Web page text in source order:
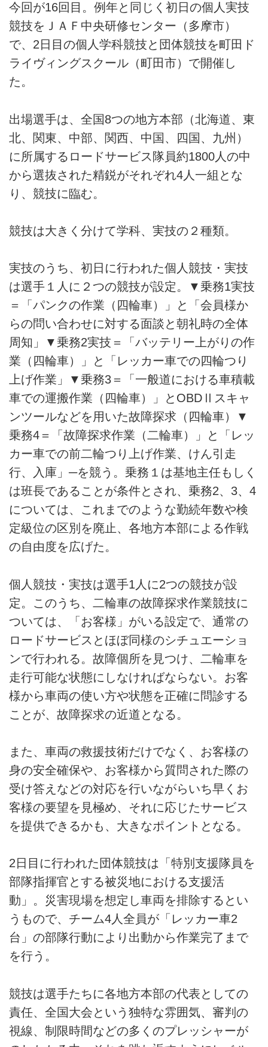
今回が16回目。例年と同じく初日の個人実技
競技をＪＡＦ中央研修センター（多摩市）
で、2日目の個人学科競技と団体競技を町田ド
ライヴィングスクール（町田市）で開催し
た。
出場選手は、全国8つの地方本部（北海道、東
北、関東、中部、関西、中国、四国、九州）
に所属するロードサービス隊員約1800人の中
から選抜された精鋭がそれぞれ4人一組とな
り、競技に臨む。
競技は大きく分けて学科、実技の２種類。
実技のうち、初日に行われた個人競技・実技
は選手１人に２つの競技が設定。▼乗務1実技
＝「パンクの作業（四輪車）」と「会員様か
らの問い合わせに対する面談と朝礼時の全体
周知」▼乗務2実技＝「バッテリー上がりの作
業（四輪車）」と「レッカー車での四輪つり
上げ作業」▼乗務3＝「一般道における車積載
車での運搬作業（四輪車）」とOBDⅡスキャ
ンツールなどを用いた故障探求（四輪車）▼
乗務4＝「故障探求作業（二輪車）」と「レッ
カー車での前二輪つり上げ作業、けん引走
行、入庫」─を競う。乗務１は基地主任もしく
は班長であることが条件とされ、乗務2、3、4
については、これまでのような勤続年数や検
定級位の区別を廃止、各地方本部による作戦
の自由度を広げた。
個人競技・実技は選手1人に2つの競技が設
定。このうち、二輪車の故障探求作業競技に
ついては、「お客様」がいる設定で、通常の
ロードサービスとほぼ同様のシチュエーショ
ンで行われる。故障個所を見つけ、二輪車を
走行可能な状態にしなければならない。お客
様から車両の使い方や状態を正確に問診する
ことが、故障探求の近道となる。
また、車両の救援技術だけでなく、お客様の
身の安全確保や、お客様から質問された際の
受け答えなどの対応を行いながらいち早くお
客様の要望を見極め、それに応じたサービス
を提供できるかも、大きなポイントとなる。
2日目に行われた団体競技は「特別支援隊員を
部隊指揮官とする被災地における支援活
動」。災害現場を想定し車両を排除するとい
うもので、チーム4人全員が「レッカー車2
台」の部隊行動により出動から作業完了まで
を行う。
競技は選手たちに各地方本部の代表としての
責任、全国大会という独特な雰囲気、審判の
視線、制限時間などの多くのプレッシャーが